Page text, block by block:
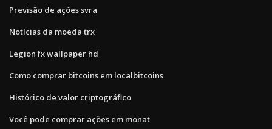
Previsão de ações svra
Notícias da moeda trx
Legion fx wallpaper hd
Como comprar bitcoins em localbitcoins
Histórico de valor criptográfico
Você pode comprar ações em monat